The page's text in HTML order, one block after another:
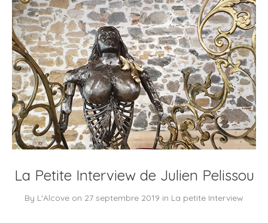
La Petite Interview de Julien Pelissou
By L'Alcove on 27 septembre 2019 in La petite Interview